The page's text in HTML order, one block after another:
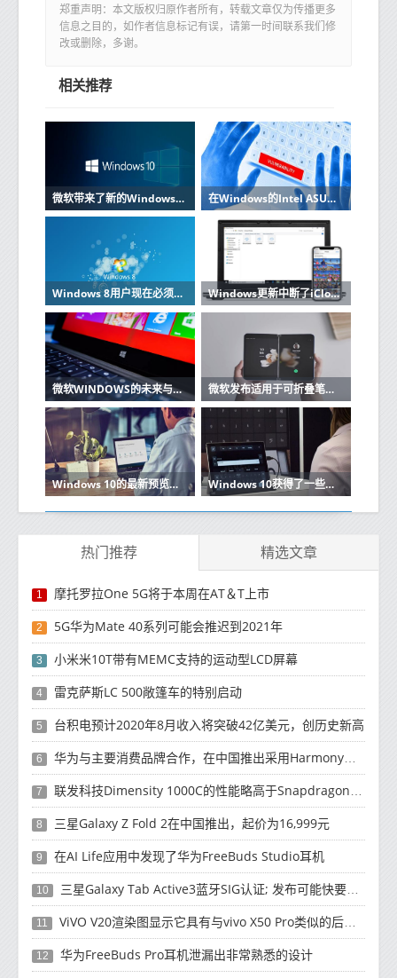
郑重声明：本文版权归原作者所有，转载文章仅为传播更多
信息之目的，如作者信息标记有误，请第一时间联系我们修
改或删除，多谢。
相关推荐
微软带来了新的Windows 10预览版将能够将手机屏幕链接到PC 在Windows的Intel ASUS和Acer Apps中发现了关键的安全缺陷
Windows 8用户现在必须将其操作系统升级到8.1才能获得支持 Windows更新中断了iCloud共享相册同步
微软WINDOWS的未来与硬件息息相关 微软发布适用于可折叠笔记本电脑的Windows 10X
Windows 10的最新预览版改善了Microsoft出色的全新Sets功能 Windows 10获得了一些新的智能辅助功能
热门推荐 精选文章
1 摩托罗拉One 5G将于本周在AT＆T上市
2 5G华为Mate 40系列可能会推迟到2021年
3 小米米10T带有MEMC支持的运动型LCD屏幕
4 雷克萨斯LC 500敞篷车的特别启动
5 台积电预计2020年8月收入将突破42亿美元，创历史新高
6 华为与主要消费品牌合作，在中国推出采用HarmonyOS 2.0的智能家居产品
7 联发科技Dimensity 1000C的性能略高于Snapdragon 765G
8 三星Galaxy Z Fold 2在中国推出，起价为16,999元
9 在AI Life应用中发现了华为FreeBuds Studio耳机
10 三星Galaxy Tab Active3蓝牙SIG认证; 发布可能快要结束了
11 ViVO V20渲染图显示它具有与vivo X50 Pro类似的后部设计
12 华为FreeBuds Pro耳机泄漏出非常熟悉的设计